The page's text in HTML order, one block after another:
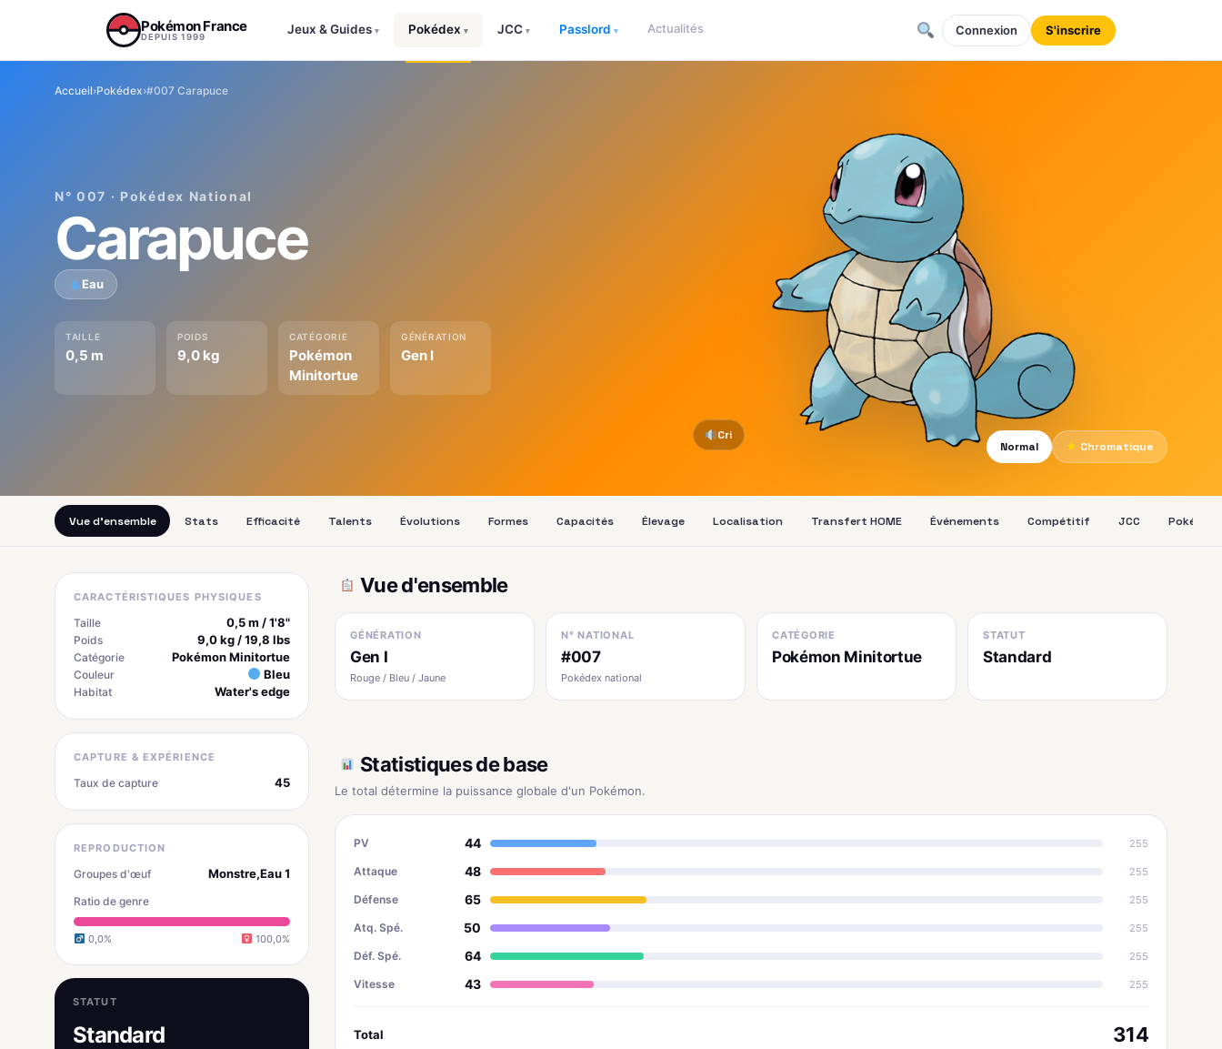
Pokémon France
DEPUIS 1999
Jeux & Guides ▾ Pokédex ▾ JCC ▾ Passlord ▾ Actualités Connexion S'inscrire
Accueil›Pokédex›#007 Carapuce
N° 007 · Pokédex National
Carapuce
Eau
TAILLE
0,5 m
POIDS
9,0 kg
CATÉGORIE
Pokémon
Minitortue
GÉNÉRATION
Gen I
Cri
Normal
★ Chromatique
Vue d'ensemble Stats Efficacité Talents Évolutions Formes Capacités Élevage Localisation Transfert HOME Événements Compétitif JCC Pokédex
CARACTÉRISTIQUES PHYSIQUES
Taille 0,5 m / 1'8"
Poids 9,0 kg / 19,8 lbs
Catégorie Pokémon Minitortue
Couleur Bleu
Habitat Water's edge
CAPTURE & EXPÉRIENCE
Taux de capture 45
REPRODUCTION
Groupes d'œuf Monstre,Eau 1
Ratio de genre
0,0% 100,0%
STATUT
Standard
Vue d'ensemble
GÉNÉRATION
Gen I
Rouge / Bleu / Jaune
N° NATIONAL
#007
Pokédex national
CATÉGORIE
Pokémon Minitortue
STATUT
Standard
Statistiques de base
Le total détermine la puissance globale d'un Pokémon.
PV 44 255
Attaque 48 255
Défense 65 255
Atq. Spé. 50 255
Déf. Spé. 64 255
Vitesse 43 255
Total 314